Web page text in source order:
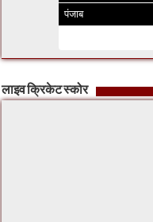
पंजाब
लाइव क्रिकेट स्कोर